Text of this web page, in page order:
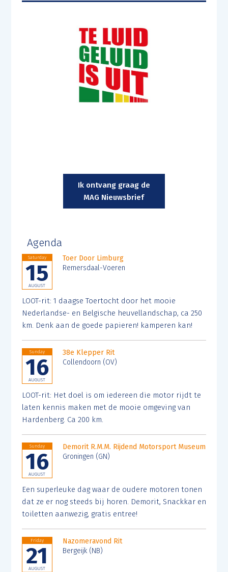
Ik ontvang graag de
MAG Nieuwsbrief
Agenda
Saturday
15
AUGUST
Toer Door Limburg
Remersdaal-Voeren
LOOT-rit: 1 daagse Toertocht door het mooie
Nederlandse- en Belgische heuvellandschap, ca 250
km. Denk aan de goede papieren! kamperen kan!
Sunday
16
AUGUST
38e Klepper Rit
Collendoorn (OV)
LOOT-rit: Het doel is om iedereen die motor rijdt te
laten kennis maken met de mooie omgeving van
Hardenberg. Ca 200 km.
Sunday
16
AUGUST
Demorit R.M.M. Rijdend Motorsport Museum
Groningen (GN)
Een superleuke dag waar de oudere motoren tonen
dat ze er nog steeds bij horen. Demorit, Snackkar en
toiletten aanwezig, gratis entree!
Friday
21
AUGUST
Nazomeravond Rit
Bergeijk (NB)